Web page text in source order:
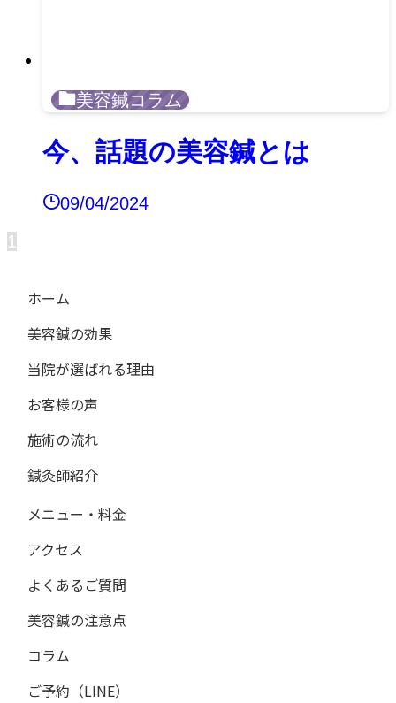
美容鍼コラム
今、話題の美容鍼とは
09/04/2024
1
ホーム
美容鍼の効果
当院が選ばれる理由
お客様の声
施術の流れ
鍼灸師紹介
メニュー・料金
アクセス
よくあるご質問
美容鍼の注意点
コラム
ご予約（LINE）